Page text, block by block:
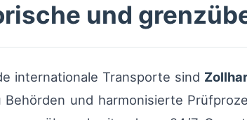
und
internationale Transporte sind
und harmonisierte